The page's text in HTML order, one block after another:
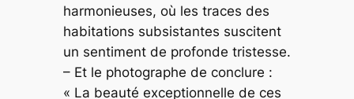
harmonieuses, où les traces des
habitations subsistantes suscitent
un sentiment de profonde tristesse.
– Et le photographe de conclure :
« La beauté exceptionnelle de ces